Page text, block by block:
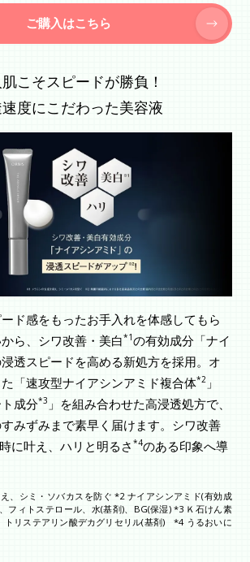
ご購入はこちら
こそスピードが勝負！
度にこだわった美容液
ド感をもったお手入れを体感してもら
ら、シワ改善・美白*1の有効成分「ナイ
透スピードを高める新処方を採用。オ
「速攻型ナイアシンアミド複合体*2 」
成分*3 」を組み合わせた高浸透処方で、
みずみまで素早く届けます。シワ改善
に叶え、ハリと明るさ*4のある印象へ導
、シミ・ソバカスを防ぐ *2 ナイアシンアミド(有効成
フィトステロール、水(基剤)、BG(保湿) *3 Ｋ石けん素
トリステアリン酸デカグリセリル(基剤) *4 うるおいに